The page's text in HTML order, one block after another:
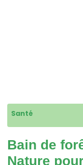
Santé
Bain de
Nature